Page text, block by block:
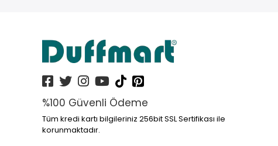
%100 Güvenli Ödeme
Tüm kredi kartı bilgileriniz 256bit SSL Sertifikası ile
korunmaktadır.